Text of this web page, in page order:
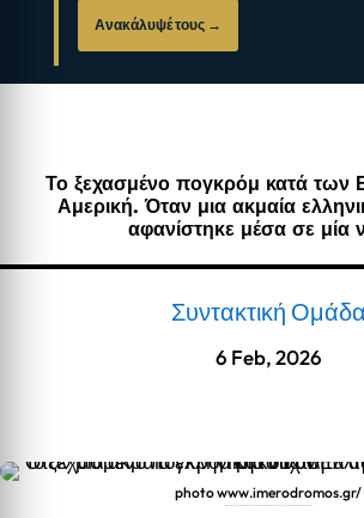
Ανακάλυψέ τους →
Το ξεχασμένο πογκρόμ κατά των
Αμερική. Όταν μια ακμαία
αφανίστηκε μέσα σε μία
Συντακτική Ομάδα
6 Feb, 2026
photo www.imerodromos.gr/